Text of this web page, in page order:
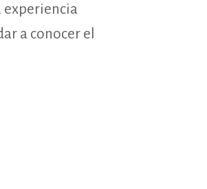
experiencia
a conocer el